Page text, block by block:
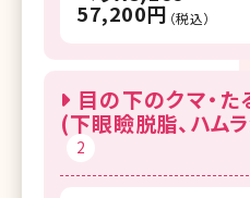
57,200円 （税込）
目の下のクマ・た
(下眼瞼脱脂、ハム
2